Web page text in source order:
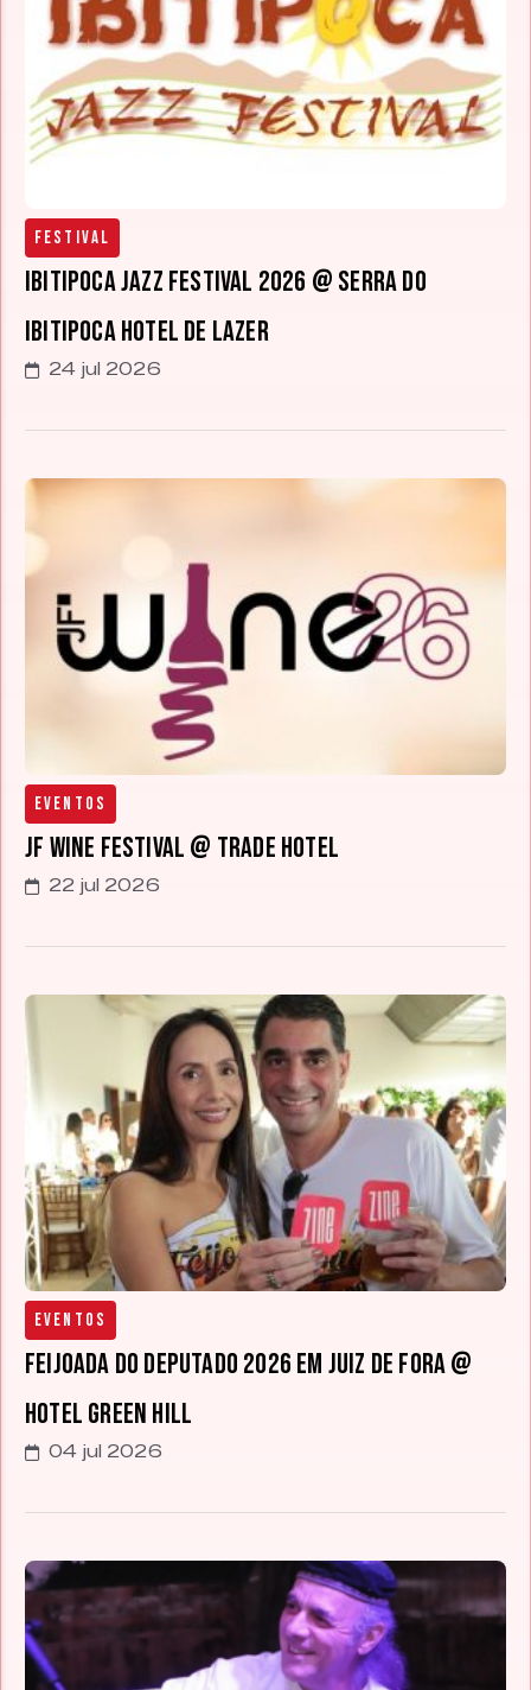
Festival
Ibitipoca Jazz Festival 2026 @ Serra do
Ibitipoca Hotel de Lazer
24 jul 2026
Eventos
JF Wine Festival @ Trade Hotel
22 jul 2026
Eventos
Feijoada do Deputado 2026 em Juiz de Fora @
Hotel Green Hill
04 jul 2026